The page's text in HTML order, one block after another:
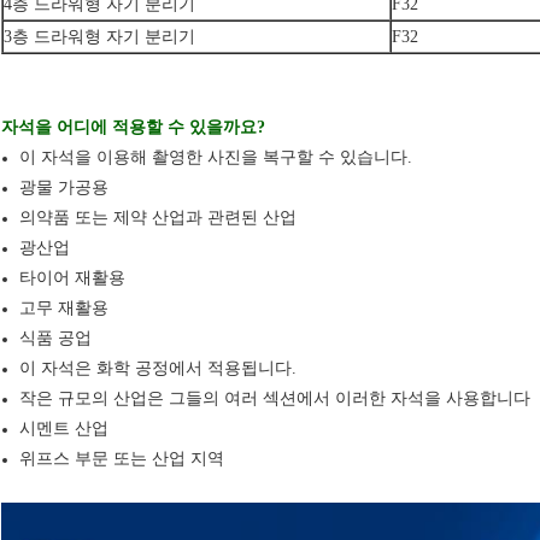
4층 드라워형 자기 분리기
F32
3층 드라워형 자기 분리기
F32
자석을 어디에 적용할 수 있을까요?
이 자석을 이용해 촬영한 사진을 복구할 수 있습니다.
광물 가공용
의약품 또는 제약 산업과 관련된 산업
광산업
타이어 재활용
고무 재활용
식품 공업
이 자석은 화학 공정에서 적용됩니다.
작은 규모의 산업은 그들의 여러 섹션에서 이러한 자석을 사용합니다
시멘트 산업
위프스 부문 또는 산업 지역